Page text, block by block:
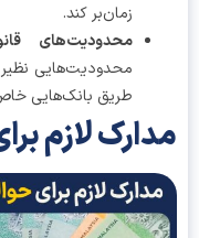
زمان‌بر کند.
محدودیت‌های
محدودیت‌هایی نظیر سقف
طریق بانک‌هایی خاص
لازم برای